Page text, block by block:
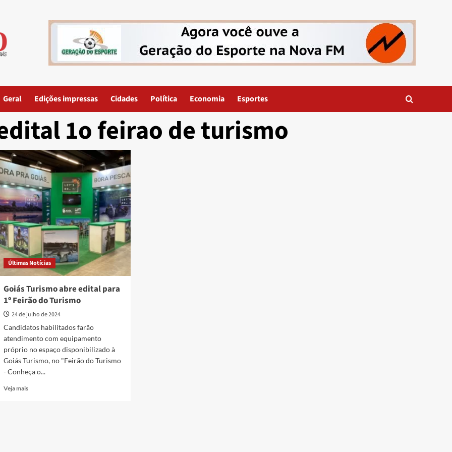
Geral Edições impressas Cidades Política Economia Esportes
1o feirao de turismo
Últimas Notícias
Goiás Turismo abre edital para
1º Feirão do Turismo
24 de julho de 2024
Candidatos habilitados farão
atendimento com equipamento
próprio no espaço disponibilizado à
Goiás Turismo, no "Feirão do Turismo
- Conheça o...
Veja maisRead